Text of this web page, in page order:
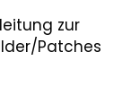
zur
Patches